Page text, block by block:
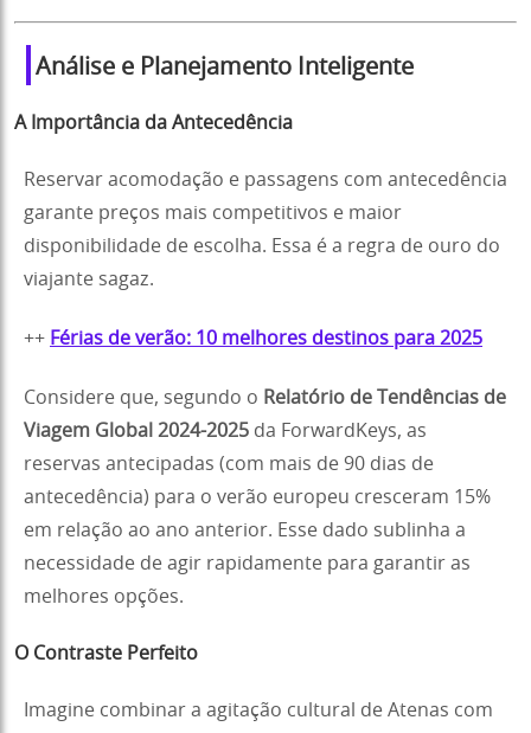
Análise e Planejamento Inteligente
A Importância da Antecedência
Reservar acomodação e passagens com antecedência
garante preços mais competitivos e maior
disponibilidade de escolha. Essa é a regra de ouro do
viajante sagaz.
++ Férias de verão​​​: 10 melhores destinos para 2025
Considere que, segundo o Relatório de Tendências de
Viagem Global 2024-2025 da ForwardKeys, as
reservas antecipadas (com mais de 90 dias de
antecedência) para o verão europeu cresceram 15%
em relação ao ano anterior. Esse dado sublinha a
necessidade de agir rapidamente para garantir as
melhores opções.
O Contraste Perfeito
Imagine combinar a agitação cultural de Atenas com